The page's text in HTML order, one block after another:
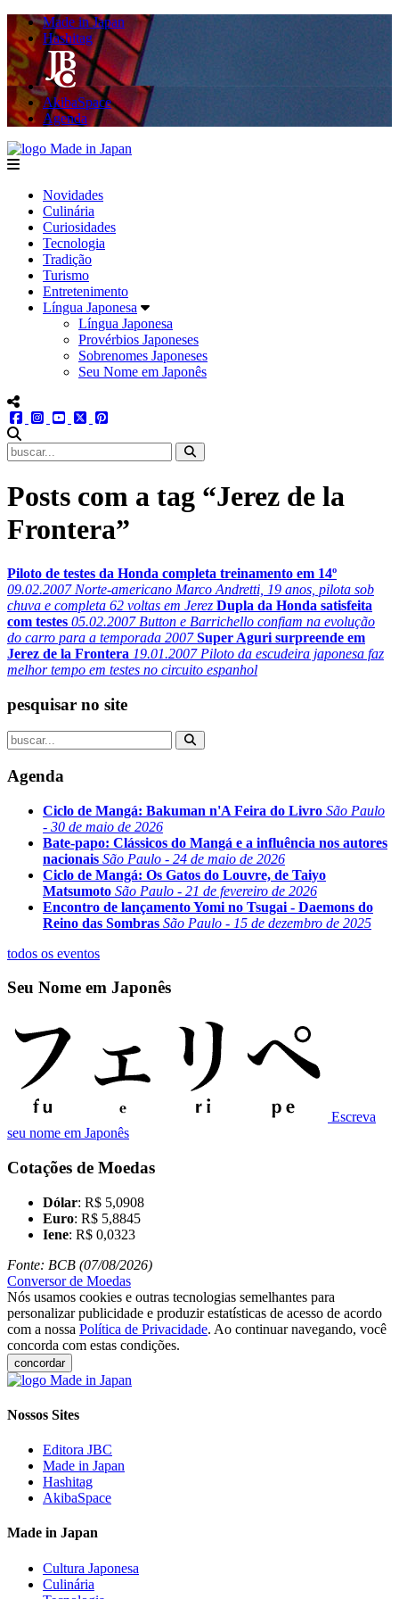
Made in Japan
Hashitag
AkibaSpace
Agenda
menu
Novidades
Culinária
Curiosidades
Tecnologia
Tradição
Turismo
Entretenimento
Língua Japonesa
Língua Japonesa
Provérbios Japoneses
Sobrenomes Japoneses
Seu Nome em Japonês
menu redes social
facebookinstagram
youtube
twitter
Posts com a tag “Jerez de la
Frontera”
Piloto de testes da Honda completa treinamento em 14º
09.02.2007Norte-americano Marco Andretti, 19 anos, pilota sob
chuva e completa 62 voltas em Jerez Dupla da Honda satisfeita
com testes 05.02.2007Button e Barrichello confiam na evolução
do carro para a temporada 2007 Super Aguri surpreende em
Jerez de la Frontera 19.01.2007Piloto da escudeira japonesa faz
melhor tempo em testes no circuito espanhol
pesquisar no site
Agenda
Ciclo de Mangá: Bakuman n'A Feira do Livro São Paulo
- 30 de maio de 2026
Bate-papo: Clássicos do Mangá e a influência nos autores
nacionais São Paulo - 24 de maio de 2026
Ciclo de Mangá: Os Gatos do Louvre, de Taiyo
Matsumoto São Paulo - 21 de fevereiro de 2026
Encontro de lançamento Yomi no Tsugai - Daemons do
Reino das Sombras São Paulo - 15 de dezembro de 2025
todos os eventos
Seu Nome em Japonês
Escreva
seu nome em Japonês
Cotações de Moedas
Dólar: R$ 5,0908
Euro: R$ 5,8845
Iene: R$ 0,0323
Fonte: BCB (07/08/2026)
Conversor de Moedas
Nós usamos cookies e outras tecnologias semelhantes para
personalizar publicidade e produzir estatísticas de acesso de acordo
com a nossa Política de Privacidade. Ao continuar navegando, você
concorda com estas condições.
concordar
Nossos Sites
Editora JBC
Made in Japan
Hashitag
AkibaSpace
Made in Japan
Cultura Japonesa
Culinária